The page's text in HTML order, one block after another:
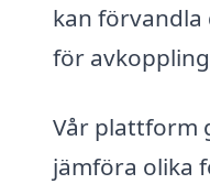
kan
för
Vår plattform
jämföra olika